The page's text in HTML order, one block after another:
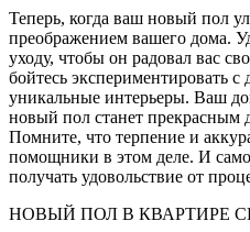
Теперь, когда ваш новый пол
преображением вашего дома.
уходу, чтобы он радовал вас
бойтесь экспериментировать с
уникальные интерьеры. Ваш
новый пол станет
Помните, что терпение и
помощники в этом деле. И
получать удовольствие от
НОВЫЙ ПОЛ В КВАРТИРЕ